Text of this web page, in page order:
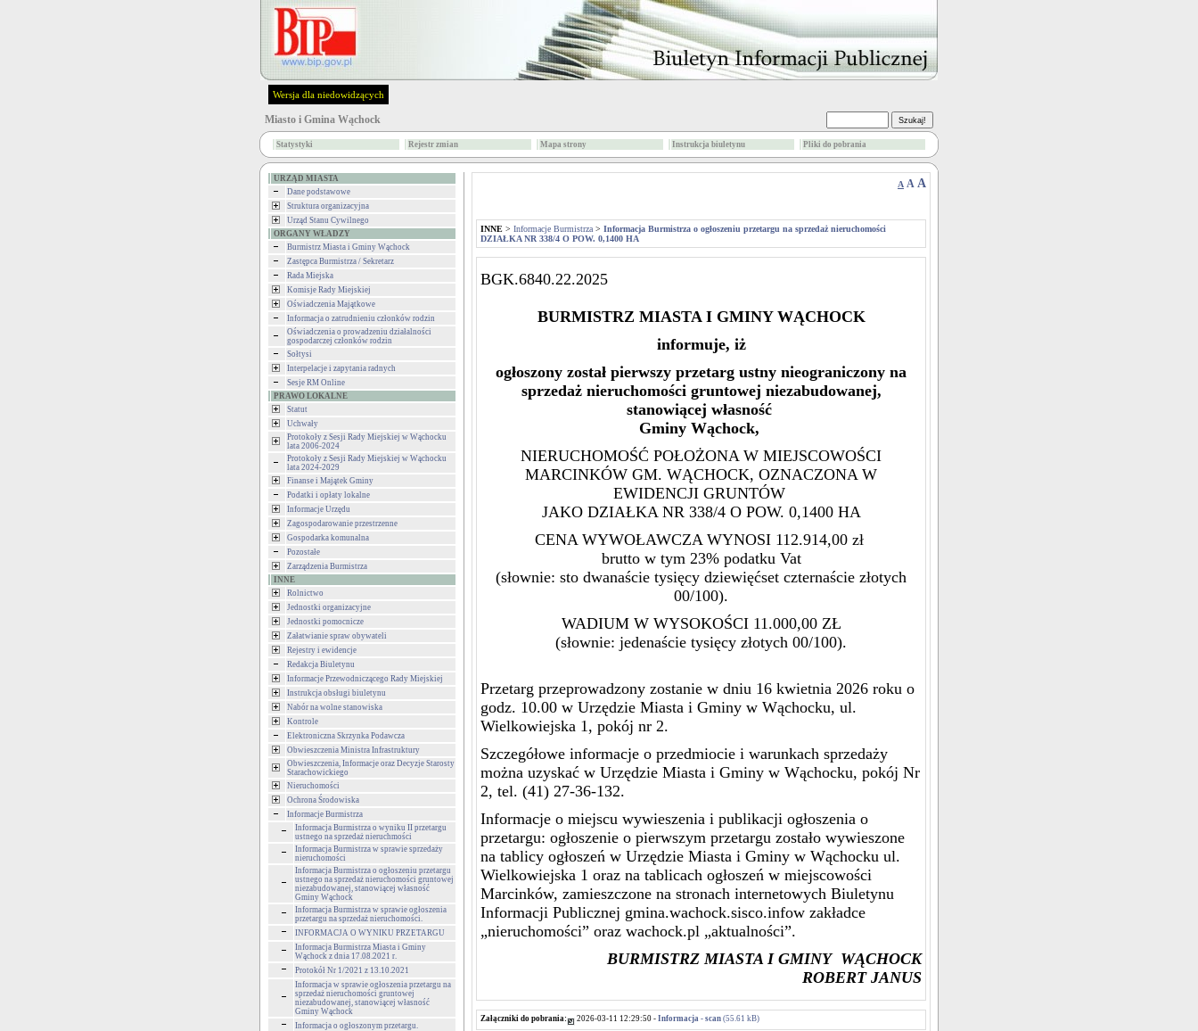
Wersja dla niedowidzących
Miasto i Gmina Wąchock
Statystyki Rejestr zmian Mapa strony Instrukcja biuletynu Pliki do pobrania
URZĄD MIASTA
Dane podstawowe
Struktura organizacyjna
Urząd Stanu Cywilnego
ORGANY WŁADZY
Burmistrz Miasta i Gminy Wąchock
Zastępca Burmistrza / Sekretarz
Rada Miejska
Komisje Rady Miejskiej
Oświadczenia Majątkowe
Informacja o zatrudnieniu członków rodzin
Oświadczenia o prowadzeniu działalności
gospodarczej członków rodzin
Sołtysi
Interpelacje i zapytania radnych
Sesje RM Online
PRAWO LOKALNE
Statut
Uchwały
Protokoły z Sesji Rady Miejskiej w Wąchocku
lata 2006-2024
Protokoły z Sesji Rady Miejskiej w Wąchocku
lata 2024-2029
Finanse i Majątek Gminy
Podatki i opłaty lokalne
Informacje Urzędu
Zagospodarowanie przestrzenne
Gospodarka komunalna
Pozostałe
Zarządzenia Burmistrza
INNE
Rolnictwo
Jednostki organizacyjne
Jednostki pomocnicze
Załatwianie spraw obywateli
Rejestry i ewidencje
Redakcja Biuletynu
Informacje Przewodniczącego Rady Miejskiej
Instrukcja obsługi biuletynu
Nabór na wolne stanowiska
Kontrole
Elektroniczna Skrzynka Podawcza
Obwieszczenia Ministra Infrastruktury
Obwieszczenia, Informacje oraz Decyzje Starosty
Starachowickiego
Nieruchomości
Ochrona Środowiska
Informacje Burmistrza
Informacja Burmistrza o wyniku II przetargu
ustnego na sprzedaż nieruchmości
Informacja Burmistrza w sprawie sprzedaży
nieruchomości
Informacja Burmistrza o ogłoszeniu przetargu
ustnego na sprzedaż nieruchomości gruntowej
niezabudowanej, stanowiącej własność
Gminy Wąchock
Informacja Burmistrza w sprawie ogłoszenia
przetargu na sprzedaż nieruchomości.
INFORMACJA O WYNIKU PRZETARGU
Informacja Burmistrza Miasta i Gminy
Wąchock z dnia 17.08.2021 r.
Protokół Nr 1/2021 z 13.10.2021
Informacja w sprawie ogłoszenia przetargu na
sprzedaż nieruchomości gruntowej
niezabudowanej, stanowiącej własność
Gminy Wąchock
Informacja o ogłoszonym przetargu.
A A A
INNE > Informacje Burmistrza > Informacja Burmistrza o ogłoszeniu przetargu na sprzedaż nieruchomości
DZIAŁKA NR 338/4 O POW. 0,1400 HA
BGK.6840.22.2025
BURMISTRZ MIASTA I GMINY WĄCHOCK
informuje, iż
ogłoszony został pierwszy przetarg ustny nieograniczony na
sprzedaż nieruchomości gruntowej niezabudowanej,
stanowiącej własność
Gminy Wąchock,
NIERUCHOMOŚĆ POŁOŻONA W MIEJSCOWOŚCI
MARCINKÓW GM. WĄCHOCK, OZNACZONA W
EWIDENCJI GRUNTÓW
JAKO DZIAŁKA NR 338/4 O POW. 0,1400 HA
CENA WYWOŁAWCZA WYNOSI 112.914,00 zł
brutto w tym 23% podatku Vat
(słownie: sto dwanaście tysięcy dziewięćset czternaście złotych
00/100).
WADIUM W WYSOKOŚCI 11.000,00 ZŁ
(słownie: jedenaście tysięcy złotych 00/100).
Przetarg przeprowadzony zostanie w dniu 16 kwietnia 2026 roku o
godz. 10.00 w Urzędzie Miasta i Gminy w Wąchocku, ul.
Wielkowiejska 1, pokój nr 2.
Szczegółowe informacje o przedmiocie i warunkach sprzedaży
można uzyskać w Urzędzie Miasta i Gminy w Wąchocku, pokój Nr
2, tel. (41) 27-36-132.
Informacje o miejscu wywieszenia i publikacji ogłoszenia o
przetargu: ogłoszenie o pierwszym przetargu zostało wywieszone
na tablicy ogłoszeń w Urzędzie Miasta i Gminy w Wąchocku ul.
Wielkowiejska 1 oraz na tablicach ogłoszeń w miejscowości
Marcinków, zamieszczone na stronach internetowych Biuletynu
Informacji Publicznej gmina.wachock.sisco.infow zakładce
„nieruchomości” oraz wachock.pl „aktualności”.
BURMISTRZ MIASTA I GMINY WĄCHOCK
ROBERT JANUS
Załączniki do pobrania: 2026-03-11 12:29:50 - Informacja - scan (55.61 kB)